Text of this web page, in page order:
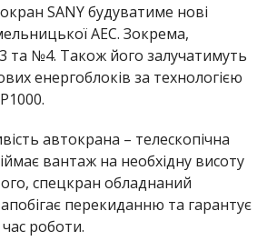
SANY будуватиме нові
АЕС. Зокрема,
та №4. Також його залучатимуть
енергоблоків за технологією
автокрана – телескопічна
вантаж на необхідну висоту
спецкран обладнаний
перекиданню та гарантує
час роботи.